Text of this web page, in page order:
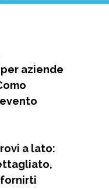
a lato: